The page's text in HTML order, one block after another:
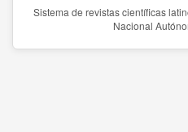
Sistema de revistas científicas
Nacional